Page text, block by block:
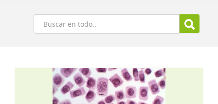
Buscar